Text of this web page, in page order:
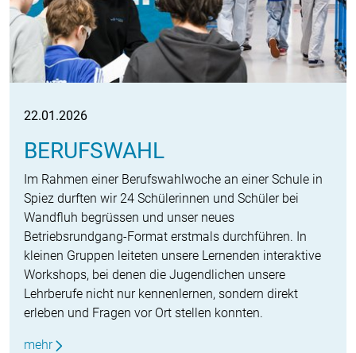
22.01.2026
BERUFSWAHL
Im Rahmen einer Berufswahlwoche an einer Schule in
Spiez durften wir 24 Schülerinnen und Schüler bei
Wandfluh begrüssen und unser neues
Betriebsrundgang-Format erstmals durchführen. In
kleinen Gruppen leiteten unsere Lernenden interaktive
Workshops, bei denen die Jugendlichen unsere
Lehrberufe nicht nur kennenlernen, sondern direkt
erleben und Fragen vor Ort stellen konnten.
mehr